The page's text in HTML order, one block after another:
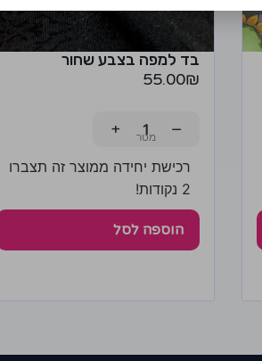
בד למפה בצבע שחור
55.00₪
−
+
רכישת יחידה ממוצר זה תצברו
2 נקודות!
הוספה לסל